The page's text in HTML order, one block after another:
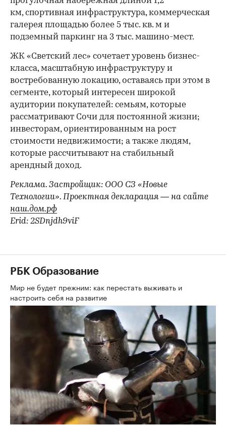
00:00
км, спортивная инфраструктура, коммерческая
галерея площадью более 5 тыс. кв. м и
подземный паркинг на 3 тыс. машино-мест.
ЖК «Светский лес» сочетает уровень бизнес-
класса, масштабную инфраструктуру и
востребованную локацию, оставаясь при этом в
сегменте, который интересен широкой
аудитории покупателей: семьям, которые
рассматривают Сочи для постоянной жизни;
инвесторам, ориентированным на рост
стоимости недвижимости; а также людям,
которые рассчитывают на стабильный
арендный доход.
Реклама. Застройщик: ООО СЗ «Новые
Технологии». Проектная декларация — на сайте
наш.дом.рф
Erid: 2SDnjdh9viF
РБК Образование
Мир не будет прежним: как перестать выживать и
настроить себя на развитие